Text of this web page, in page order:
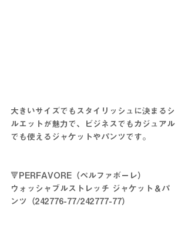
大きいサイズでもスタイリッシュに決まるシ
ルエットが魅力で、ビジネスでもカジュアル
でも使えるジャケットやパンツです。
🔻PERFAVORE（ペルファボーレ）
ウォッシャブルストレッチ ジャケット＆パ
ンツ（242776-77/242777-77）